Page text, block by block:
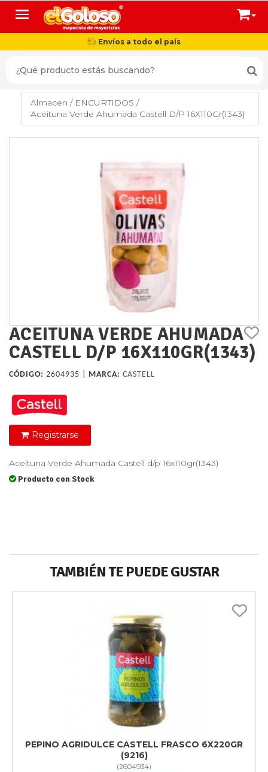
Toggle navigation
Envíos a todo el país
Almacen / ENCURTIDOS /
Aceituna Verde Ahumada Castell D/P 16X110Gr(1343)
ACEITUNA VERDE AHUMADA
CASTELL D/P 16X110GR(1343)
CÓDIGO: 2604935 | MARCA: CASTELL
Registrarse
Aceituna Verde Ahumada Castell d/p 16x110gr(1343)
Producto con Stock
TAMBIÉN TE PUEDE GUSTAR
PEPINO AGRIDULCE CASTELL FRASCO 6X220GR
(9216)
(2604934)